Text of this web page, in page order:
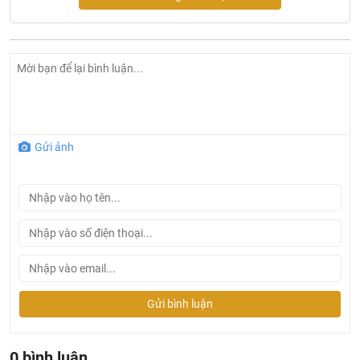
Made In Germany
Gửi ảnh
Gửi bình luận